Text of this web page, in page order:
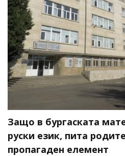
Защо в бургаската
руски език, пита
пропагаден елемент